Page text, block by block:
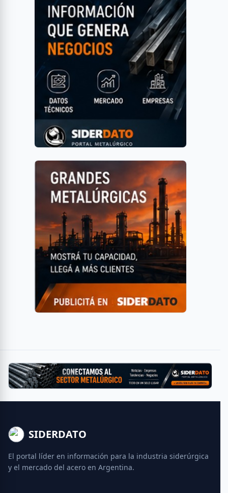
SIDERDATO
El portal líder en información para la industria siderúrgica
y el mercado del acero en Argentina.